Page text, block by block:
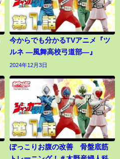
今からでも分かるTVアニメ『ツ
ルネ ―風舞高校弓道部―』
2024年12月3日
ぽっこりお腹の改善 骨盤底筋